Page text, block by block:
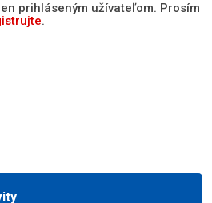
prihláseným užívateľom. Prosím
.